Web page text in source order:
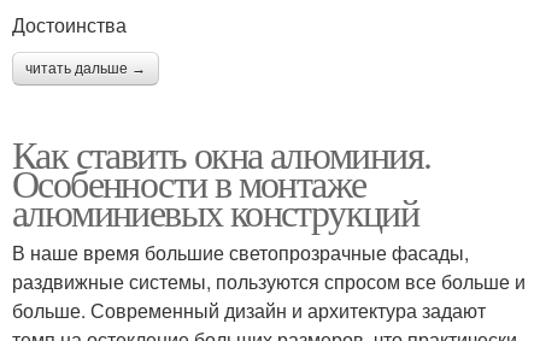
Достоинства
читать дальше →
Как ставить окна алюминия.
Особенности в монтаже
алюминиевых конструкций
В наше время большие светопрозрачные фасады,
раздвижные системы, пользуются спросом все больше и
больше. Современный дизайн и архитектура задают